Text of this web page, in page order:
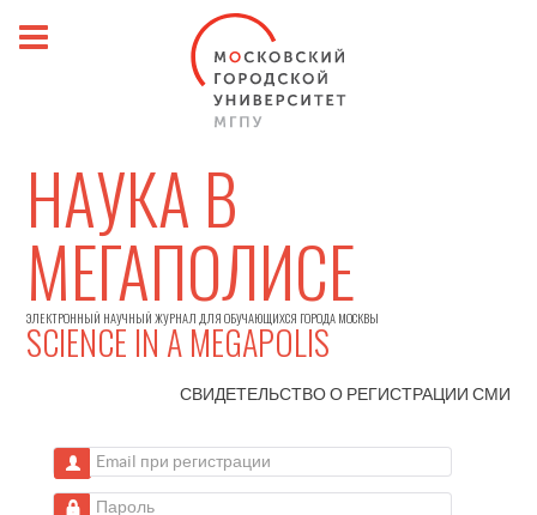
НАУКА В
МЕГАПОЛИСЕ
ЭЛЕКТРОННЫЙ НАУЧНЫЙ ЖУРНАЛ ДЛЯ ОБУЧАЮЩИХСЯ ГОРОДА МОСКВЫ
SCIENCE IN A MEGAPOLIS
СВИДЕТЕЛЬСТВО О РЕГИСТРАЦИИСМИ
Email при регистрации
Пароль